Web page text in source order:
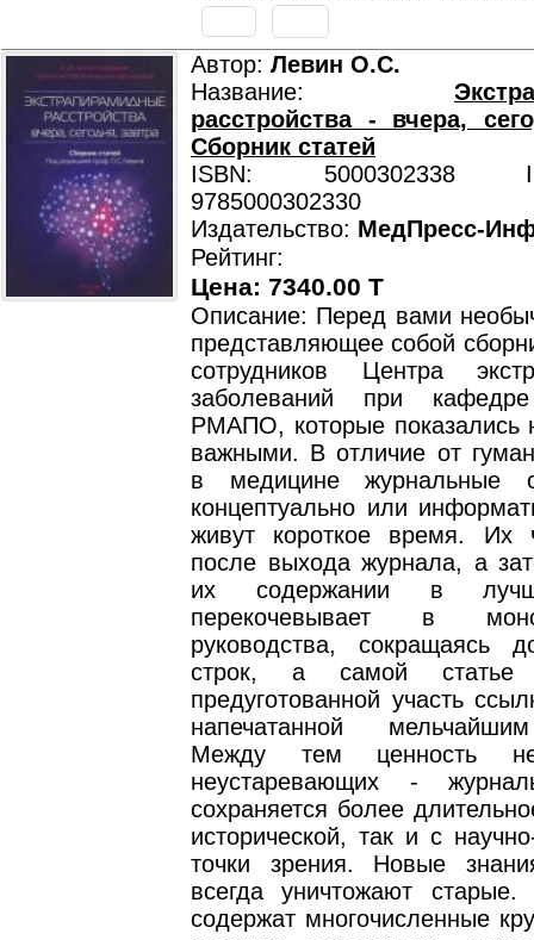
Автор: Левин О.С.
Название:
расстройства - вчера,
Сборник статей
ISBN: 5000302338
9785000302330
Издательство: МедПресс-
Рейтинг:
Цена: 7340.00 T
Описание: Перед вами
представляющее собой
сотрудников Центра
заболеваний при
РМАПО, которые показались
важными. В отличие от
в медицине журнальные
концептуально или
живут короткое время. Их
после выхода журнала, а
их содержании в
перекочевывает в
руководства, сокращаясь
строк, а самой статье
предуготованной участь
напечатанной
Между тем ценность
неустаревающих -
сохраняется более
исторической, так и с
точки зрения. Новые
всегда уничтожают
содержат многочисленные